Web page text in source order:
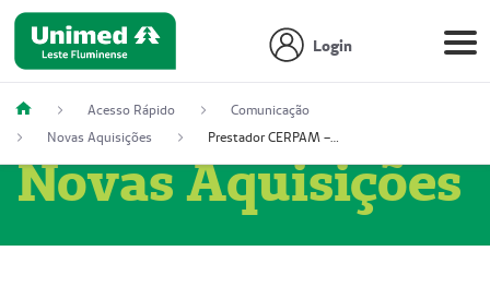
Login
Acesso Rápido
Comunicação
Novas Aquisições
Prestador CERPAM – Centro de Reabilitação S/S Ltda-ME (52004274-8)
Novas Aquisições